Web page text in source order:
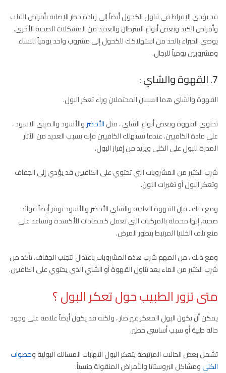
قد يؤدي الإفراط في تناول الكحول أيضاً إلى زيادة خطر الإصابة بأمراض القلب
وأمراض الكبد وبعض أنواع السرطان والعديد من المشكلات الصحية الأخرى.
يوصي الخبراء بالحد من استهلاكك للكحول إلى مشروب واحد يومياً للنساء
ومشروبين يومياً للرجال.
7. القهوة والشاي :
القهوة والشاي هما السببان المحتملان وراء تعكر البول.
تحتوي القهوة وبعض أنواع الشاي ، مثلالأخضروالأسود والصيني الاسود ،
على مادة الكافيين. عندما تستهلك الكافيين فإنه يسبب العديد من الآثار
المدرة للبول على الكلى ويزيد من إفراز البول.
شرب الكثير من المشروبات التي تحتوي على الكافيين قد يؤدي إلى الجفاف
وتعكر البول أو تغيرات اللون.
ومع ذلك ، فإن القهوة العادية والشاي الأخضر والأسود توفر أيضاً فوائد
صحية. إنها محملة بالمركبات التي تعمل كمضادات للأكسدة وتساعد على
منع تلف الخلايا المرتبط بتطور المرض.
ومع ذلك ، من المهم شرب هذه المشروبات باعتدال لتجنب الجفاف. تأكد من
شرب الكثير من الماء بعد تناول القهوة أو الشاي الذي يحتوي على الكافيين.
متى تزور الطبيب حول تعكر البول ؟
يمكن أن يكون البول المعكر غير ضار ، ولكنه قد يكون أيضاً علامة على وجود
حالة طبية أو سبب أساسي خطير.
تشمل بعض الحالات المرتبطة بتعكر البول التهابات المسالك البولية وحصوات
الكلىومشاكل البروستاتا والأمراض المنقولة جنسياً.